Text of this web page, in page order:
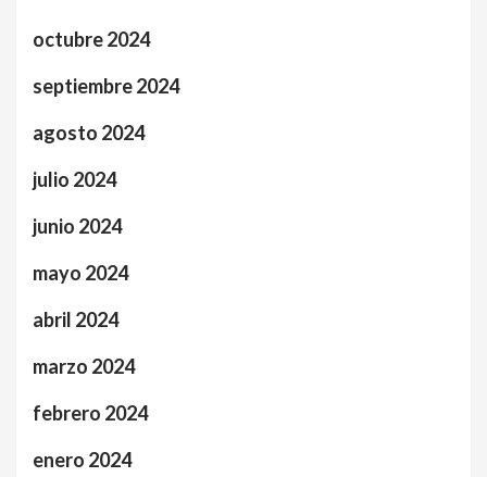
octubre 2024
septiembre 2024
agosto 2024
julio 2024
junio 2024
mayo 2024
abril 2024
marzo 2024
febrero 2024
enero 2024